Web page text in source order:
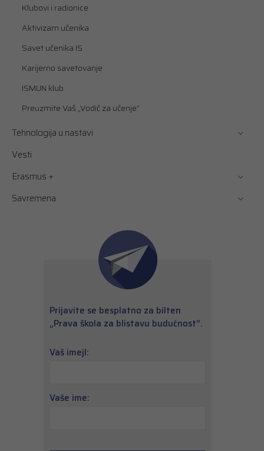
Klubovi i radionice
Aktivizam učenika
Savet učenika IS
Karijerno savetovanje
ISMUN klub
Preuzmite Vaš „Vodič za učenje”
Tehnologija u nastavi
Vesti
Erasmus +
Savremena
Prijavite se besplatno za bilten
„Prava škola za blistavu budućnost”.
Vaš imejl:
Vaše ime: